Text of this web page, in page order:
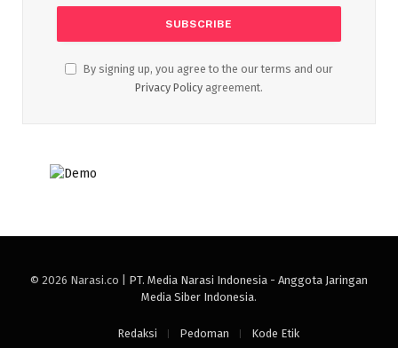
By signing up, you agree to the our terms and our
Privacy Policy agreement.
© 2026 Narasi.co | PT. Media Narasi Indonesia - Anggota Jaringan
Media Siber Indonesia.
Redaksi Pedoman Kode Etik